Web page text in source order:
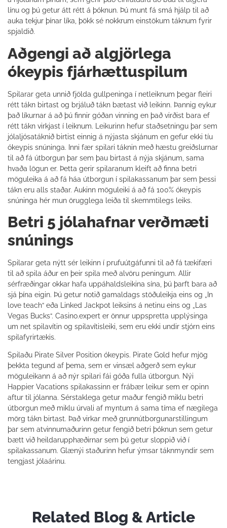
línu og þú getur átt rétt á þóknun. Þú munt fá smá hjálp til að
auka tekjur þínar líka, þökk sé nokkrum einstökum táknum fyrir
spjaldið.
Aðgengi að algjörlega
ókeypis fjárhættuspilum
Spilarar geta unnið fjölda gullpeninga í netleiknum þegar fleiri
rétt tákn birtast og brjáluð tákn bætast við leikinn. Þannig eykur
það líkurnar á að þú finnir góðan vinning en það virðist bara ef
rétt tákn virkjast í leiknum. Leikurinn hefur staðsetningu þar sem
jólaljósatáknið birtist einnig á nýjasta skjánum en gefur ekki tíu
ókeypis snúninga. Inni fær spilari táknin með hæstu greiðslurnar
til að fá útborgun þar sem þau birtast á nýja skjánum, sama
hvaða lögun er. Þetta gerir spilaranum kleift að finna betri
möguleika á að fá háa útborgun í spilakassanum þar sem þessi
tákn eru alls staðar. Aukinn möguleiki á að fá 100% ókeypis
snúninga hér mun örugglega leiða til skemmtilegs leiks.
Betri 5 jólahafnar verðmæti
snúnings
Spilarar geta nýtt sér leikinn í prufuútgáfunni til að fá tækifæri
til að spila áður en þeir spila með alvöru peningum. Allir
sérfræðingar okkar hafa uppáhaldsleikina sína, þú þarft bara að
sjá þína eigin. Þú getur notið gamaldags stöðuleikja eins og „In
love teach“ eða Linked Jackpot leiksins á netinu eins og „Las
Vegas Bucks“. Casino.expert er önnur uppspretta upplýsinga
um net spilavítin og spilavítisleiki, sem eru ekki undir stjórn eins
spilafyrirtækis.
Spilaðu Pirate Silver Position ókeypis. Pirate Gold hefur mjög
þekkta tegund af þema, sem er vinsæl aðgerð sem eykur
möguleikann á að nýr spilari fái góða fulla útborgun. Nýi
Happier Vacations spilakassinn er frábær leikur sem er opinn
aftur til jólanna. Sérstaklega getur maður fengið miklu betri
útborgun með miklu úrvali af myntum á sama tíma ef nægilega
mörg tákn birtast. Það virkar með grunnútborgunarstillingum
þar sem atvinnumaðurinn getur fengið betri þóknun sem getur
bætt við heildarupphæðirnar sem þú getur sloppið við í
spilakassanum. Glænýi staðurinn hefur ýmsar táknmyndir sem
tengjast jólaárinu.
Related Blog & Article